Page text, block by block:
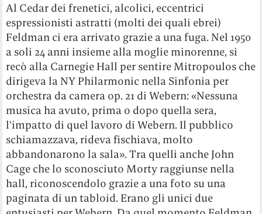
Al Cedar dei frenetici, alcolici, eccentrici
espressionisti astratti (molti dei quali ebrei)
Feldman ci era arrivato grazie a una fuga. Nel 1950
a soli 24 anni insieme alla moglie minorenne, si
recò alla Carnegie Hall per sentire Mitropoulos che
dirigeva la NY Philarmonic nella Sinfonia per
orchestra da camera op. 21 di Webern: «Nessuna
musica ha avuto, prima o dopo quella sera,
l’impatto di quel lavoro di Webern. Il pubblico
schiamazzava, rideva fischiava, molto
abbandonarono la sala». Tra quelli anche John
Cage che lo sconosciuto Morty raggiunse nella
hall, riconoscendolo grazie a una foto su una
paginata di un tabloid. Erano gli unici due